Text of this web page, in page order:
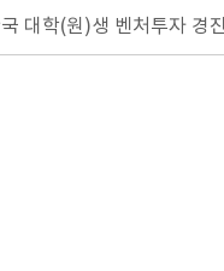
대학(원)생 벤처투자 경